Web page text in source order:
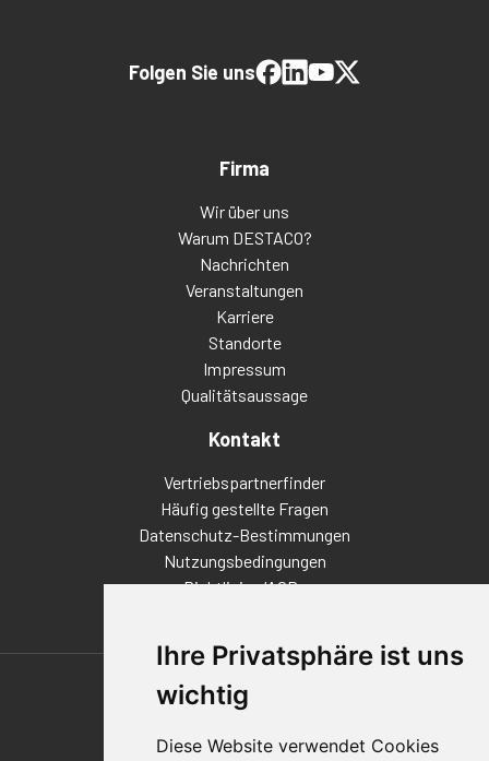
Ihre Privatsphäre ist uns
wichtig
Diese Website verwendet Cookies
Firma
Wir über uns
Warum DESTACO?
Nachrichten
Veranstaltungen
Karriere
Standorte
Impressum
Qualitätsaussage
Kontakt
Vertriebspartnerfinder
Häufig gestellte Fragen
Datenschutz-Bestimmungen
Nutzungsbedingungen
Richtlinien/AGBs
Folgen Sie uns
Also of Interest
Automation Solutions